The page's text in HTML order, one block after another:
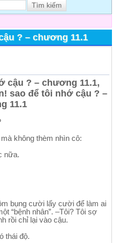
? – chương 11.1
cậu ? – chương 11.1,
sao để tôi nhớ cậu ? –
11.1
không thèm nhìn cô:
nữa.
bụng cười lấy cười để làm ai
“bệnh nhân”. –Tôi? Tôi sợ
rồi chỉ lại vào cậu.
thái độ.